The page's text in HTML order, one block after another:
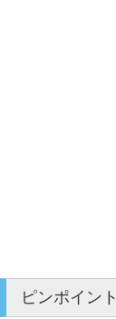
ピンポイン